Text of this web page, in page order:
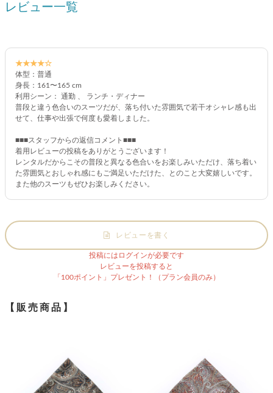
レビュー一覧
★★★★☆
体型：普通
身長：161〜165 cm
利用シーン： 通勤 、 ランチ・ディナー
普段と違う色合いのスーツだが、落ち付いた雰囲気で若干オシャレ感も出
せて、仕事や出張で何度も愛着しました。
■■■スタッフからの返信コメント■■■
着用レビューの投稿をありがとうございます！
レンタルだからこその普段と異なる色合いをお楽しみいただけ、落ち着い
た雰囲気とおしゃれ感にもご満足いただけた、とのこと大変嬉しいです。
また他のスーツもぜひお楽しみください。
レビューを書く
投稿にはログインが必要です
レビューを投稿すると
「100ポイント」プレゼント！（プラン会員のみ）
【販売商品】